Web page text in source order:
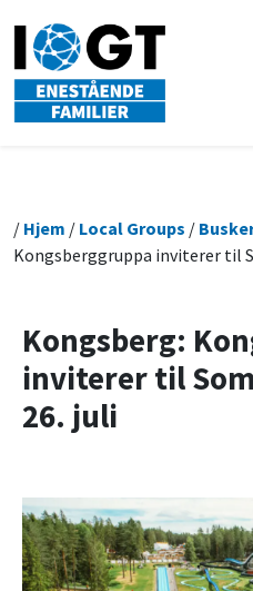
/ Hjem / Local Groups /
Kongsberggruppa inviterer til
Kongsberg:
inviterer til
26. juli